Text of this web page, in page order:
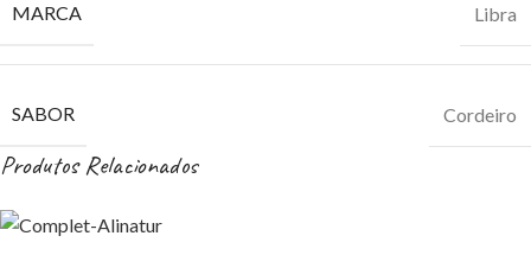
MARCA Libra
SABOR Cordeiro
Produtos Relacionados